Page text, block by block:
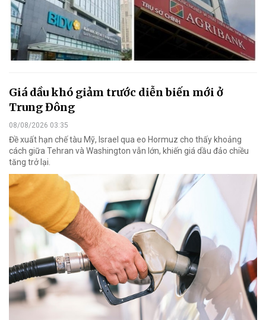
Giá dầu khó giảm trước diễn biến mới ở
Trung Đông
08/08/2026 03:35
Đề xuất hạn chế tàu Mỹ, Israel qua eo Hormuz cho thấy khoảng
cách giữa Tehran và Washington vẫn lớn, khiến giá dầu đảo chiều
tăng trở lại.